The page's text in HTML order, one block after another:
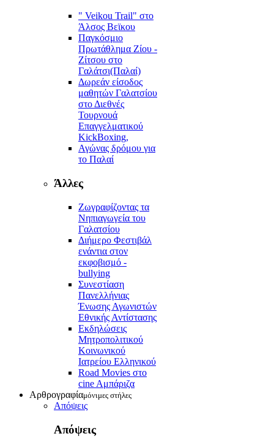
" Veikou Trail" στο
Άλσος Βεϊκου
Παγκόσμιο
Πρωτάθλημα Ζίου -
Ζίτσου στο
Γαλάτσι(Παλαί)
Δωρεάν είσοδος
μαθητών Γαλατσίου
στο Διεθνές
Τουρνουά
Επαγγελματικού
KickBoxing,
Αγώνας δρόμου για
το Παλαί
Άλλες
Ζωγραφίζοντας τα
Νηπιαγωγεία του
Γαλατσίου
Διήμερο Φεστιβάλ
ενάντια στον
εκφοβισμό -
bullying
Συνεστίαση
Πανελλήνιας
Ένωσης Αγωνιστών
Εθνικής Αντίστασης
Εκδηλώσεις
Μητροπολιτικού
Κοινωνικού
Ιατρείου Ελληνικού
Road Movies στο
cine Aμπάριζα
Αρθρογραφίαμόνιμες στήλες
Απόψεις
Απόψεις